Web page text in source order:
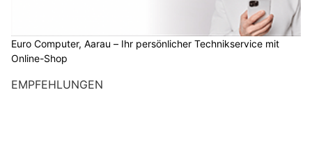
Euro Computer, Aarau – Ihr persönlicher Technikservice mit
Online-Shop
EMPFEHLUNGEN